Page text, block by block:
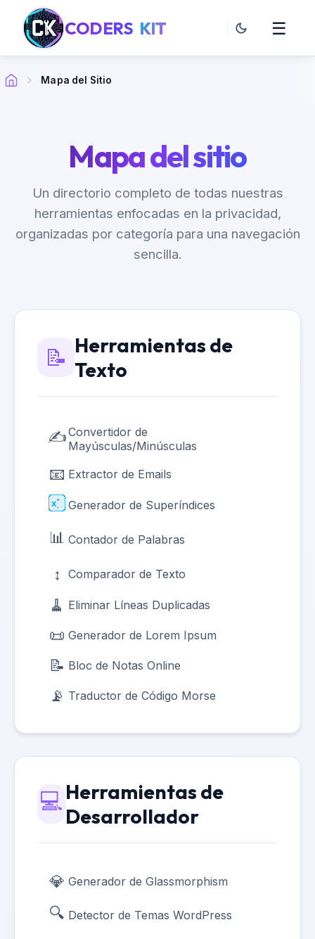
CODERS KIT ☰
Mapa del Sitio
Mapa del sitio
Un directorio completo de todas nuestras
herramientas enfocadas en la privacidad,
organizadas por categoría para una navegación
sencilla.
📝 Herramientas de
Texto
✍️Convertidor de
Mayúsculas/Minúsculas
📧 Extractor de Emails
xᵃ
ₐ Generador de Superíndices
📊 Contador de Palabras
↕️ Comparador de Texto
🧹 Eliminar Líneas Duplicadas
📜 Generador de Lorem Ipsum
📝 Bloc de Notas Online
📡 Traductor de Código Morse
💻 Herramientas de
Desarrollador
💎 Generador de Glassmorphism
🔍 Detector de Temas WordPress